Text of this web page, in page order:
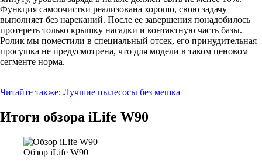
Функция самоочистки реализована хорошо, свою задачу
выполняет без нареканий. После ее завершения понадобилось
протереть только крышку насадки и контактную часть базы.
Ролик мы поместили в специальный отсек, его принудительная
просушка не предусмотрена, что для модели в таком ценовом
сегменте норма.
Читайте также: Лучшие пылесосы без мешка
Итоги обзора iLife W90
Обзор iLife W90